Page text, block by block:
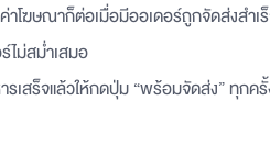
โฆษณาก็ต่อเมื่อมีออเดอร์ถูกจัดส่งสำเ
ไม่สม่ำเสมอ
เสร็จแล้วให้กดปุ่ม “พร้อมจัดส่ง” ทุกครั้